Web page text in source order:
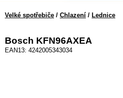
Velké spotřebiče / Chlazení / Lednice
Bosch KFN96AXEA
EAN13: 4242005343034